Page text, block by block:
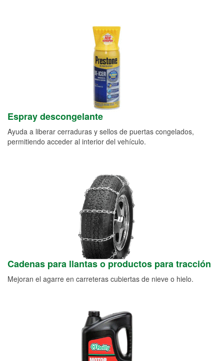
Espray descongelante
Ayuda a liberar cerraduras y sellos de puertas congelados,
permitiendo acceder al interior del vehículo.
Cadenas para llantas o productos para tracción
Mejoran el agarre en carreteras cubiertas de nieve o hielo.